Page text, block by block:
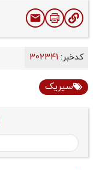
کدخبر:
سیریک